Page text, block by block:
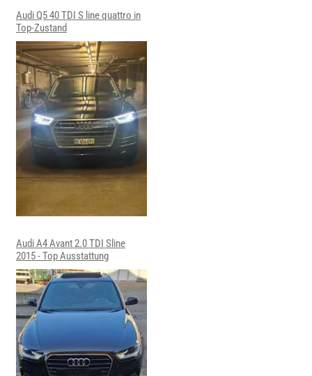
Audi Q5 40 TDI S line quattro in
Top-Zustand
Audi A4 Avant 2.0 TDI Sline
2015 - Top Ausstattung